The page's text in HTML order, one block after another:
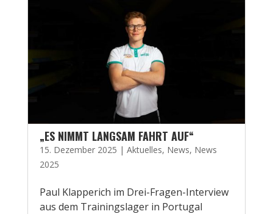
„ES NIMMT LANGSAM FAHRT AUF“
15. Dezember 2025 | Aktuelles, News, News
2025
Paul Klapperich im Drei-Fragen-Interview
aus dem Trainingslager in Portugal